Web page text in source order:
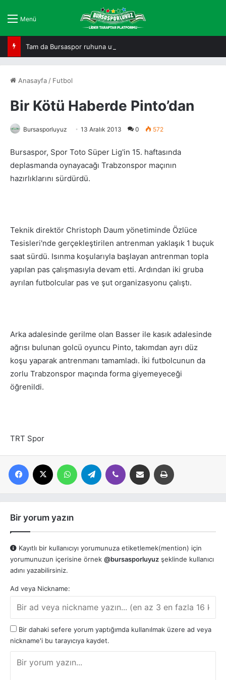
Menü
Tam da Bursaspor ruhuna uygun!
Anasayfa / Futbol
Bir Kötü Haberde Pinto’dan
Bursasporluyuz 13 Aralık 2013 0 572
Bursaspor, Spor Toto Süper Lig'in 15. haftasında
deplasmanda oynayacağı Trabzonspor maçının
hazırlıklarını sürdürdü.
Teknik direktör Christoph Daum yönetiminde Özlüce
Tesisleri'nde gerçekleştirilen antrenman yaklaşık 1 buçuk
saat sürdü. Isınma koşularıyla başlayan antrenman topla
yapılan pas çalışmasıyla devam etti. Ardından iki gruba
ayrılan futbolcular pas ve şut organizasyonu çalıştı.
Arka adalesinde gerilme olan Basser ile kasık adalesinde
ağrısı bulunan golcü oyuncu Pinto, takımdan ayrı düz
koşu yaparak antrenmanı tamamladı. İki futbolcunun da
zorlu Trabzonspor maçında forma giyemeyeceği
öğrenildi.
TRT Spor
Facebook WhatsAppTelegram Viber E-posta ile paylaş
Bir yorum yazın
Kayıtlı bir kullanıcıyı yorumunuza etiketlemek(mention) için
yorumunuzun içerisine örnek @bursasporluyuz şeklinde kullanıcı
adını yazabilirsiniz.
Ad veya Nickname:
Bir dahaki sefere yorum yaptığımda kullanılmak üzere ad veya
nickname'i bu tarayıcıya kaydet.